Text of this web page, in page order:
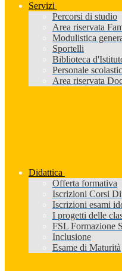
Servizi
Percorsi di studio
Area riservata
Modulistica
Sportelli
Biblioteca
Personale
Area riservata
Didattica
Offerta formativa
Iscrizioni Corsi
Iscrizioni esami
I progetti delle
FSL Formazione
Inclusione
Esame di Maturità